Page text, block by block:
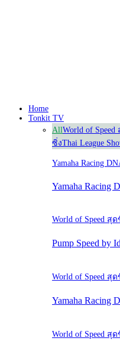
Home
Tonkit TV
AllWorld of
ซิ่งThai League
Yamaha Racing
Yamaha
World of Speed สุ
Pump Speed
World of Speed สุ
Yamaha
World of Speed สุ